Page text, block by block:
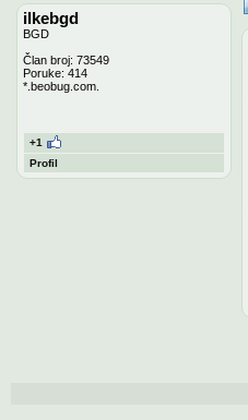
ilkebgd
BGD
Član broj: 73549
Poruke: 414
*.beobug.com.
+1
Profil